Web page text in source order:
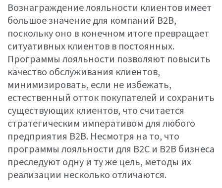
Вознаграждение лояльности клиентов имеет
большое значение для компаний B2B,
поскольку оно в конечном итоге превращает
ситуативных клиентов в постоянных.
Программы лояльности позволяют повысить
качество обслуживания клиентов,
минимизировать, если не избежать,
естественный отток покупателей и сохранить
существующих клиентов, что считается
стратегическим императивом для любого
предприятия B2B. Несмотря на то, что
программы лояльности для B2C и B2B бизнеса
преследуют одну и ту же цель, методы их
реализации несколько отличаются.